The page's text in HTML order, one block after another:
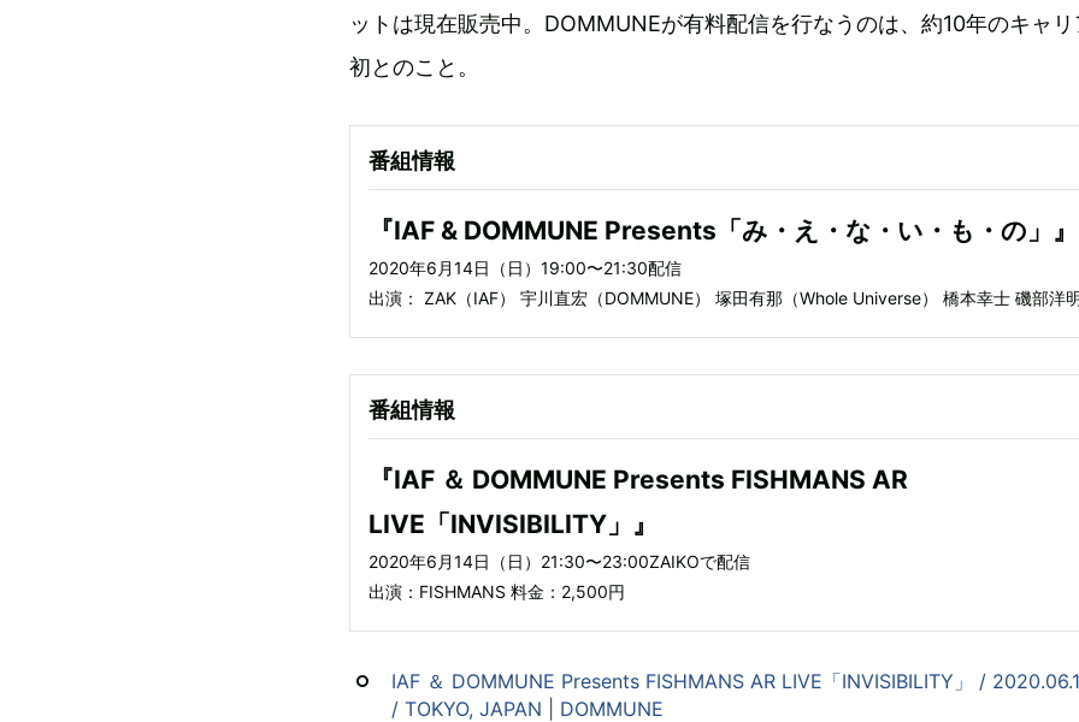
ットは現在販売中。DOMMUNEが有料配信を行なうのは、約10年のキャ
初とのこと。
番組情報
『IAF & DOMMUNE Presents「み・え・な・い・も・の」』
2020年6月14日（日）19:00〜21:30配信
出演： ZAK（IAF） 宇川直宏（DOMMUNE） 塚田有那（Whole Universe） 橋本幸士 磯部洋
番組情報
『IAF ＆ DOMMUNE Presents FISHMANS AR
LIVE「INVISIBILITY」』
2020年6月14日（日）21:30〜23:00ZAIKOで配信
出演：FISHMANS 料金：2,500円
IAF ＆ DOMMUNE Presents FISHMANS AR LIVE「INVISIBILITY」 /
/ TOKYO, JAPAN | DOMMUNE